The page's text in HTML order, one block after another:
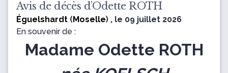
Avis de décès d’Odette ROTH
Éguelshardt (Moselle) , le 09 juillet 2026
En souvenir de :
Madame Odette ROTH